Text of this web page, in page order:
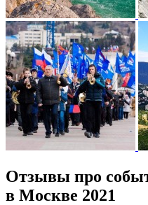
Отзывы про
в Москве 2021